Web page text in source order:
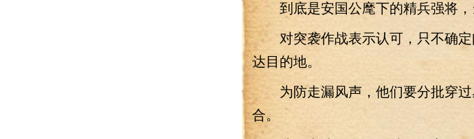
到底是安国公麾下的精兵强将，
对突袭作战表示认可，只不确定
达目的地。
为防走漏风声，他们要分批穿过
合。